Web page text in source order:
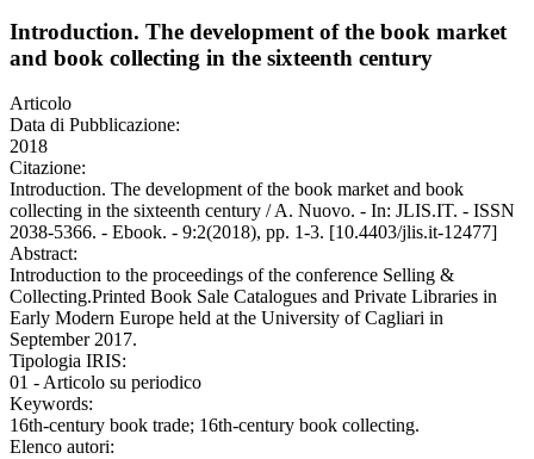
Introduction. The development of the book market
and book collecting in the sixteenth century
Articolo
Data di Pubblicazione:
2018
Citazione:
Introduction. The development of the book market and book
collecting in the sixteenth century / A. Nuovo. - In: JLIS.IT. - ISSN
2038-5366. - Ebook. - 9:2(2018), pp. 1-3. [10.4403/jlis.it-12477]
Abstract:
Introduction to the proceedings of the conference Selling &
Collecting.Printed Book Sale Catalogues and Private Libraries in
Early Modern Europe held at the University of Cagliari in
September 2017.
Tipologia IRIS:
01 - Articolo su periodico
Keywords:
16th-century book trade; 16th-century book collecting.
Elenco autori: